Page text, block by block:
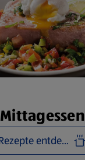
Mittagessen
Rezepte entdecken